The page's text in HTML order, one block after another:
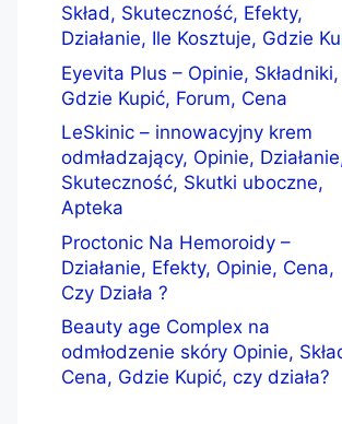
Skład, Skuteczność, Efekty,
Działanie, Ile Kosztuje, Gdzie
Eyevita Plus – Opinie, Składniki,
Gdzie Kupić, Forum, Cena
LeSkinic – innowacyjny krem
odmładzający, Opinie,
Skuteczność, Skutki uboczne,
Apteka
Proctonic Na Hemoroidy –
Działanie, Efekty, Opinie, Cena,
Czy Działa ?
Beauty age Complex na
odmłodzenie skóry Opinie,
Cena, Gdzie Kupić, czy działa?